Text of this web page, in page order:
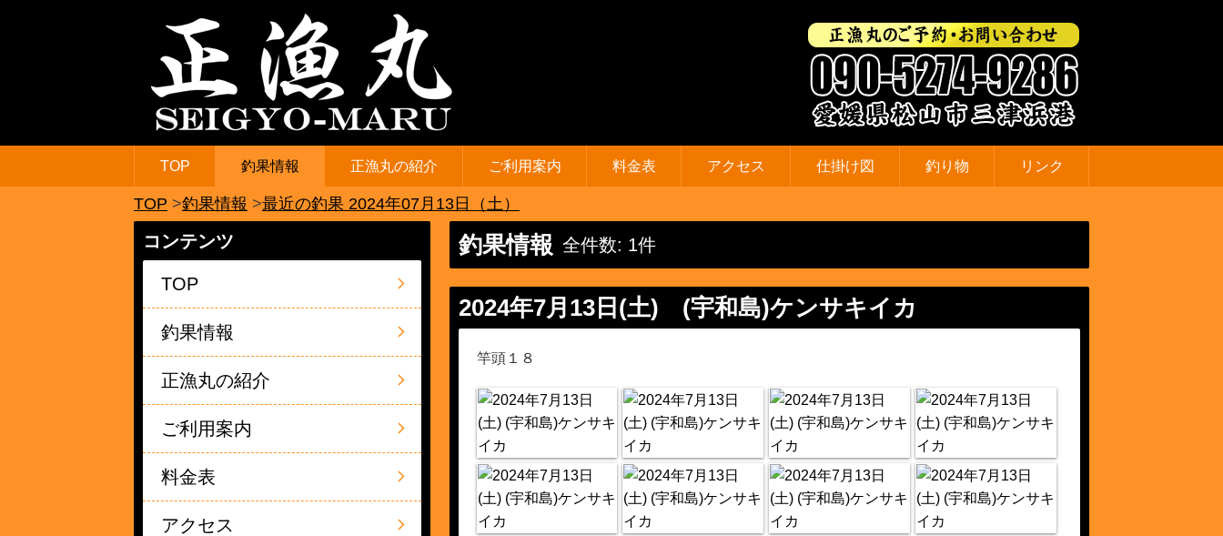
TOP 釣果情報 正漁丸の紹介 ご利用案内 料金表 アクセス 仕掛け図 釣り物 リンク
TOP 釣果情報 最近の釣果 2024年07月13日（土）
釣果情報 全件数: 1件
2024年7月13日(土) (宇和島)ケンサキイカ
竿頭１８
コンテンツ
TOP
釣果情報
正漁丸の紹介
ご利用案内
料金表
アクセス